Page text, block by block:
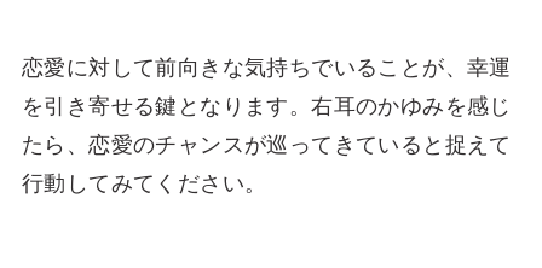
恋愛に対して前向きな気持ちでいることが、幸運
を引き寄せる鍵となります。右耳のかゆみを感じ
たら、恋愛のチャンスが巡ってきていると捉えて
行動してみてください。